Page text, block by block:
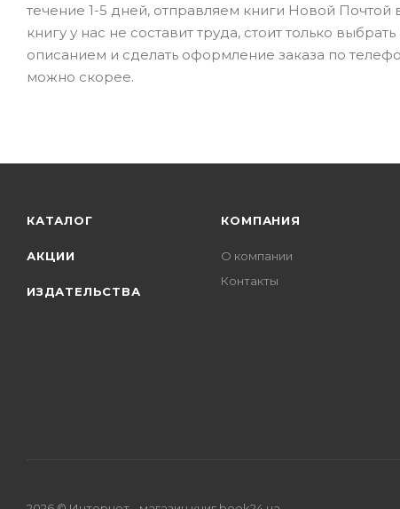
течение 1-5 дней, отправляем книги Новой
книгу у нас не составит труда, стоит только
описанием и сделать оформление заказа по
можно скорее.
КАТАЛОГ
АКЦИИ
ИЗДАТЕЛЬСТВА
КОМПАНИЯ
О компании
Контакты